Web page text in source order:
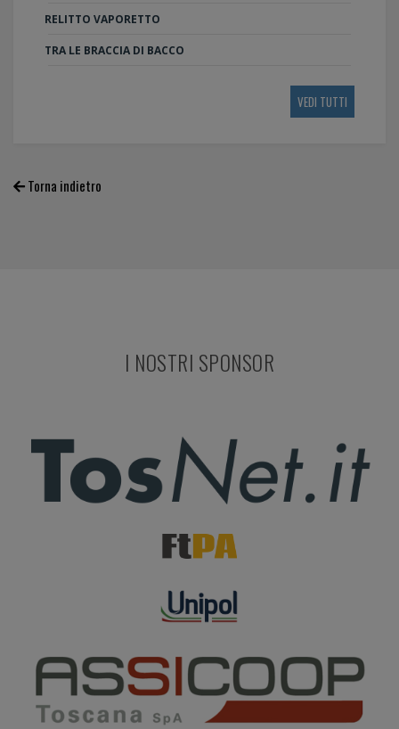
RELITTO VAPORETTO
TRA LE BRACCIA DI BACCO
VEDI TUTTI
Torna indietro
I NOSTRI SPONSOR